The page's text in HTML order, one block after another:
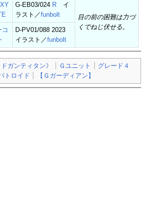
G-EB03/024 R イ
ラスト／funbolt
目の前の困難は力づ
くでねじ伏せる。
コ
D-PV01/088 2023
イラスト／funbolt
ガンティタン》 Ｇユニット
グレード４
トロイド 【Ｇガーディアン】